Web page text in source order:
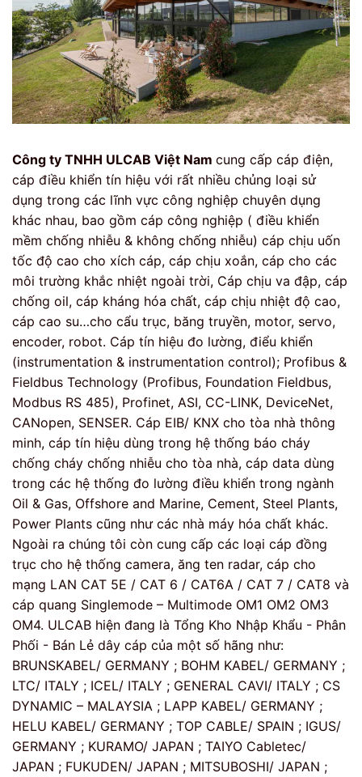
Công ty TNHH ULCAB Việt Nam cung cấp cáp điện,
cáp điều khiển tín hiệu với rất nhiều chủng loại sử
dụng trong các lĩnh vực công nghiệp chuyên dụng
khác nhau, bao gồm cáp công nghiệp ( điều khiển
mềm chống nhiễu & không chống nhiễu) cáp chịu uốn
tốc độ cao cho xích cáp, cáp chịu xoắn, cáp cho các
môi trường khắc nhiệt ngoài trời, Cáp chịu va đập, cáp
chống oil, cáp kháng hóa chất, cáp chịu nhiệt độ cao,
cáp cao su…cho cẩu trục, băng truyền, motor, servo,
encoder, robot. Cáp tín hiệu đo lường, điểu khiển
(instrumentation & instrumentation control); Profibus &
Fieldbus Technology (Profibus, Foundation Fieldbus,
Modbus RS 485), Profinet, ASI, CC-LINK, DeviceNet,
CANopen, SENSER. Cáp EIB/ KNX cho tòa nhà thông
minh, cáp tín hiệu dùng trong hệ thống báo cháy
chống cháy chống nhiễu cho tòa nhà, cáp data dùng
trong các hệ thống đo lường điều khiển trong ngành
Oil & Gas, Offshore and Marine, Cement, Steel Plants,
Power Plants cũng như các nhà máy hóa chất khác.
Ngoài ra chúng tôi còn cung cấp các loại cáp đồng
trục cho hệ thống camera, ăng ten radar, cáp cho
mạng LAN CAT 5E / CAT 6 / CAT6A / CAT 7 / CAT8 và
cáp quang Singlemode – Multimode OM1 OM2 OM3
OM4. ULCAB hiện đang là Tổng Kho Nhập Khẩu - Phân
Phối - Bán Lẻ dây cáp của một số hãng như:
BRUNSKABEL/ GERMANY ; BOHM KABEL/ GERMANY ;
LTC/ ITALY ; ICEL/ ITALY ; GENERAL CAVI/ ITALY ; CS
DYNAMIC – MALAYSIA ; LAPP KABEL/ GERMANY ;
HELU KABEL/ GERMANY ; TOP CABLE/ SPAIN ; IGUS/
GERMANY ; KURAMO/ JAPAN ; TAIYO Cabletec/
JAPAN ; FUKUDEN/ JAPAN ; MITSUBOSHI/ JAPAN ;